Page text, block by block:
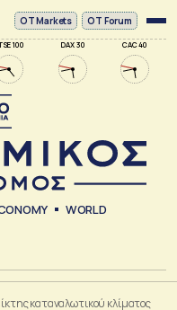
100 DAX 30 CAC 40
ΟΤ Markets OT Forum
WORLD
καταναλωτικού κλίματος